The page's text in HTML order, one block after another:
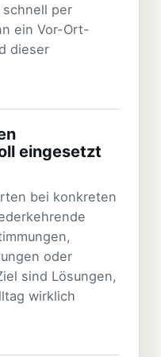
per
ein Vor-Ort-
dieser
eingesetzt
bei konkreten
oder
sind Lösungen,
wirklich